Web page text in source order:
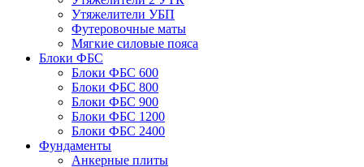
Утяжелители УБП
Футеровочные маты
Мягкие силовые пояса
Блоки ФБС
Блоки ФБС 600
Блоки ФБС 800
Блоки ФБС 900
Блоки ФБС 1200
Блоки ФБС 2400
Фундаменты
Анкерные плиты